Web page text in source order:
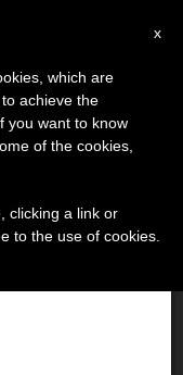
2008
esconde una crisis
×
la pausa
de verano
también el
x
which are
achieve the
you want to know
of the cookies,
clicking a link or
to the use of cookies.